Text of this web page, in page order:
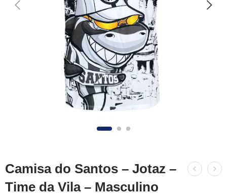
Camisa do Santos – Jotaz –
Time da Vila – Masculino